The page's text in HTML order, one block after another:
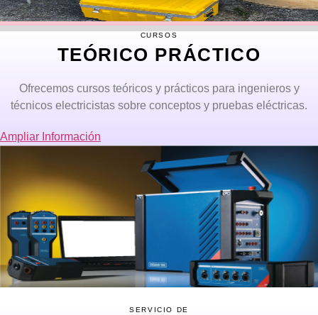
CURSOS
TEÓRICO PRÁCTICO
Ofrecemos cursos teóricos y prácticos para ingenieros y
técnicos electricistas sobre conceptos y pruebas eléctricas.
Ampliar Información
SERVICIO DE